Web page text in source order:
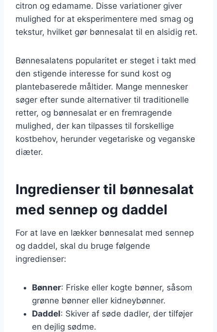
citron og edamame. Disse variationer giver
mulighed for at eksperimentere med smag og
tekstur, hvilket gør bønnesalat til en alsidig ret.
Bønnesalatens popularitet er steget i takt med
den stigende interesse for sund kost og
plantebaserede måltider. Mange mennesker
søger efter sunde alternativer til traditionelle
retter, og bønnesalat er en fremragende
mulighed, der kan tilpasses til forskellige
kostbehov, herunder vegetariske og veganske
diæter.
Ingredienser til bønnesalat
med sennep og daddel
For at lave en lækker bønnesalat med sennep
og daddel, skal du bruge følgende
ingredienser:
Bønner: Friske eller kogte bønner, såsom
grønne bønner eller kidneybønner.
Daddel: Skiver af søde dadler, der tilføjer
en dejlig sødme.